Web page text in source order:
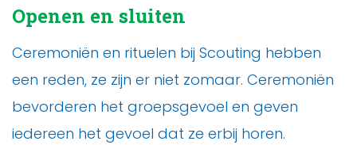
Openen en sluiten
Ceremoniën en rituelen bij Scouting hebben
een reden, ze zijn er niet zomaar. Ceremoniën
bevorderen het groepsgevoel en geven
iedereen het gevoel dat ze erbij horen.